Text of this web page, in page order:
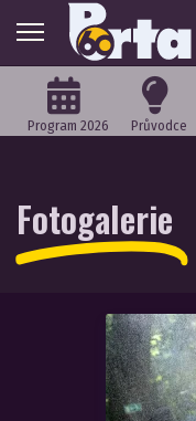
Program 2026 Průvodce
Fotogalerie